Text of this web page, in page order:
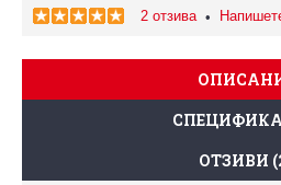
2 отзива•
ОТЗИВИ